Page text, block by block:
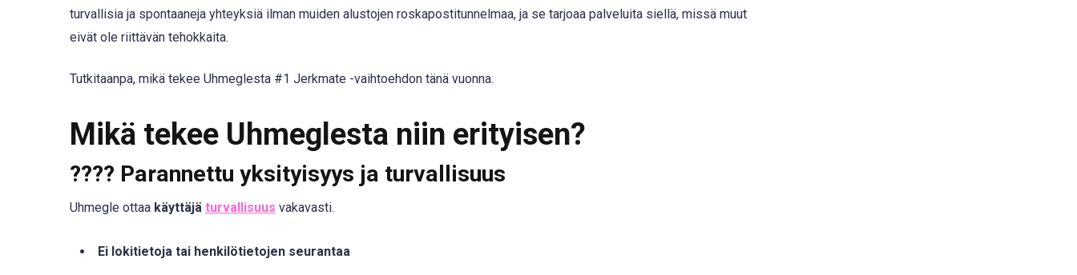
turvallisia ja spontaaneja yhteyksiä ilman muiden alustojen roskapostitunnelmaa, ja se tarjoaa palveluita siellä, missä muut
eivät ole riittävän tehokkaita.
Tutkitaanpa, mikä tekee Uhmeglesta #1 Jerkmate -vaihtoehdon tänä vuonna.
Mikä tekee Uhmeglesta niin erityisen?
???? Parannettu yksityisyys ja turvallisuus
Uhmegle ottaa käyttäjä turvallisuus vakavasti.
Ei lokitietoja tai henkilötietojen seurantaa